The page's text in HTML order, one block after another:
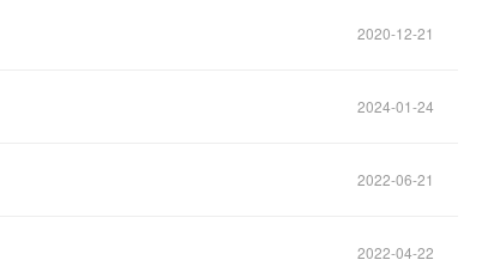
2020-12-21
2024-01-24
2022-06-21
2022-04-22